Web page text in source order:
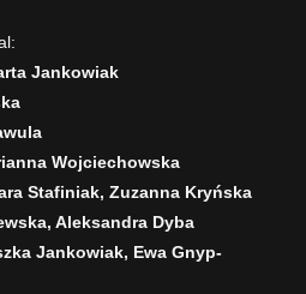
Jankowiak
Wojciechowska
Stafiniak, Zuzanna Kryńska
Aleksandra Dyba
Jankowiak, Ewa Gnyp-